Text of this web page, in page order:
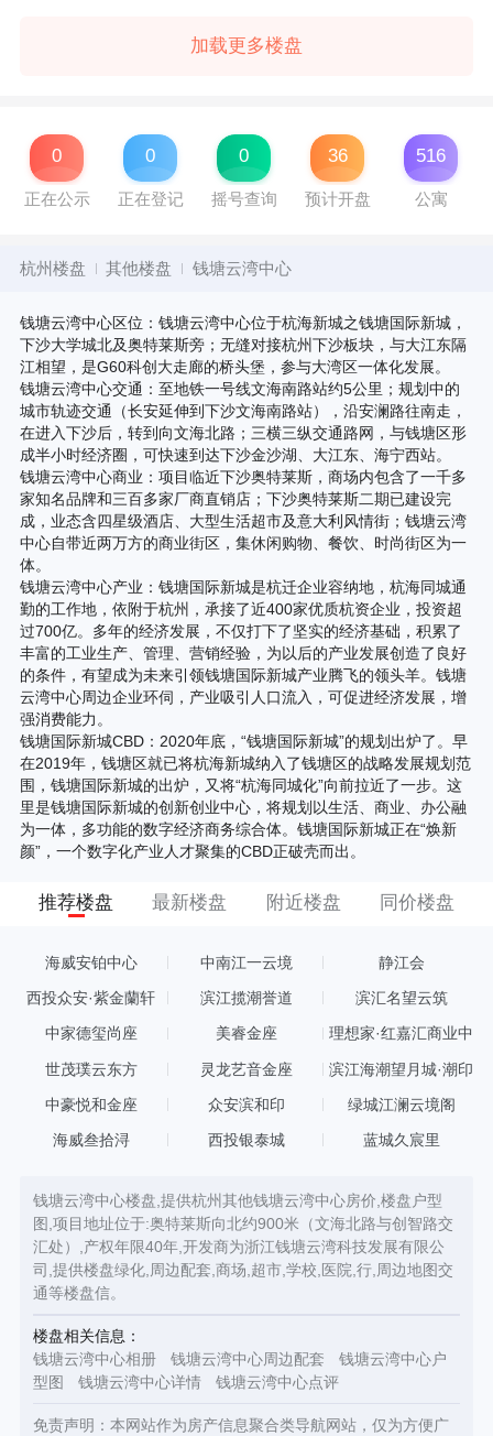
加载更多楼盘
0
正在公示
0
正在登记
0
摇号查询
36
预计开盘
516
公寓
杭州楼盘 其他楼盘 钱塘云湾中心
钱塘云湾中心区位：钱塘云湾中心位于杭海新城之钱塘国际新城，
下沙大学城北及奥特莱斯旁；无缝对接杭州下沙板块，与大江东隔
江相望，是G60科创大走廊的桥头堡，参与大湾区一体化发展。
钱塘云湾中心交通：至地铁一号线文海南路站约5公里；规划中的
城市轨迹交通（长安延伸到下沙文海南路站），沿安澜路往南走，
在进入下沙后，转到向文海北路；三横三纵交通路网，与钱塘区形
成半小时经济圈，可快速到达下沙金沙湖、大江东、海宁西站。
钱塘云湾中心商业：项目临近下沙奥特莱斯，商场内包含了一千多
家知名品牌和三百多家厂商直销店；下沙奥特莱斯二期已建设完
成，业态含四星级酒店、大型生活超市及意大利风情街；钱塘云湾
中心自带近两万方的商业街区，集休闲购物、餐饮、时尚街区为一
体。
钱塘云湾中心产业：钱塘国际新城是杭迁企业容纳地，杭海同城通
勤的工作地，依附于杭州，承接了近400家优质杭资企业，投资超
过700亿。多年的经济发展，不仅打下了坚实的经济基础，积累了
丰富的工业生产、管理、营销经验，为以后的产业发展创造了良好
的条件，有望成为未来引领钱塘国际新城产业腾飞的领头羊。钱塘
云湾中心周边企业环伺，产业吸引人口流入，可促进经济发展，增
强消费能力。
钱塘国际新城CBD：2020年底，“钱塘国际新城”的规划出炉了。早
在2019年，钱塘区就已将杭海新城纳入了钱塘区的战略发展规划范
围，钱塘国际新城的出炉，又将“杭海同城化”向前拉近了一步。这
里是钱塘国际新城的创新创业中心，将规划以生活、商业、办公融
为一体，多功能的数字经济商务综合体。钱塘国际新城正在“焕新
颜”，一个数字化产业人才聚集的CBD正破壳而出。
推荐楼盘 最新楼盘 附近楼盘 同价楼盘
海威安铂中心 中南江一云境 静江会
西投众安·紫金蘭轩 滨江揽潮誉道 滨汇名望云筑
中家德玺尚座 美睿金座
理想家·红嘉汇商业中
世茂璞云东方 灵龙艺音金座 滨江海潮望月城·潮印
中豪悦和金座 众安滨和印 绿城江澜云境阁
海威叁拾浔 西投银泰城 蓝城久宸里
钱塘云湾中心楼盘,提供杭州其他钱塘云湾中心房价,楼盘户型
图,项目地址位于:奥特莱斯向北约900米（文海北路与创智路交
汇处）,产权年限40年,开发商为浙江钱塘云湾科技发展有限公
司,提供楼盘绿化,周边配套,商场,超市,学校,医院,行,周边地图交
通等楼盘信。
楼盘相关信息：
钱塘云湾中心相册
钱塘云湾中心周边配套
钱塘云湾中心户
型图
钱塘云湾中心详情 钱塘云湾中心点评
免责声明：本网站作为房产信息聚合类导航网站，仅为方便广